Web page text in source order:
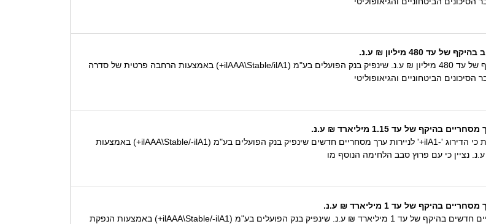
S&P מעלות מודיעה בזאת על מתן דירוג '-ilAAA' לאיגרות חוב בהיקף של עד 480 מיליון ₪ ע.נ. שינפיק בנק הפועלים בע"מ (ilAAA\Stable/ilA1+) באמצעות הרחבה פרטית של סדרה
בהמשך להודעתנו מיום 12 באפריל 2026, S&P מעלות מודיעה בזאת כי הדירוג '-ilA1+' לניירות ערך מסחריים חדשים שינפיק בנק הפועלים בע"מ (ilAAA\Stable/-ilA1+) באמצעות
S&P מעלות מודיעה בזאת על מתן דירוג '-ilA1+' לניירות ערך מסחריים חדשים בהיקף של עד 1 מיליארד ₪ ע.נ. שינפיק בנק הפועלים בע"מ (ilAAA\Stable/-ilA1+) באמצעות הנפקת